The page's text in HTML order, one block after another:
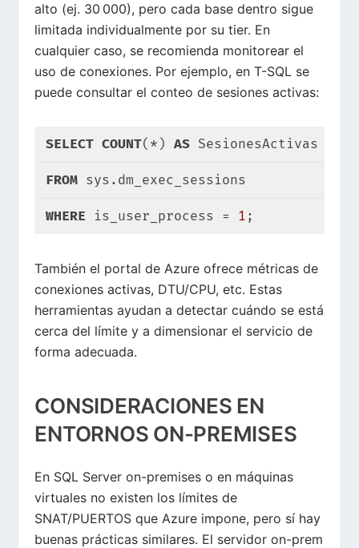
alto (ej. 30 000), pero cada base dentro sigue
limitada individualmente por su tier. En
cualquier caso, se recomienda monitorear el
uso de conexiones. Por ejemplo, en T-SQL se
puede consultar el conteo de sesiones activas:
SELECT COUNT(*) AS SesionesActivas
FROM sys.dm_exec_sessions
WHERE is_user_process = 1 ;
También el portal de Azure ofrece métricas de
conexiones activas, DTU/CPU, etc. Estas
herramientas ayudan a detectar cuándo se está
cerca del límite y a dimensionar el servicio de
forma adecuada.
CONSIDERACIONES EN
ENTORNOS ON-PREMISES
En SQL Server on-premises o en máquinas
virtuales no existen los límites de
SNAT/PUERTOS que Azure impone, pero sí hay
buenas prácticas similares. El servidor on-prem